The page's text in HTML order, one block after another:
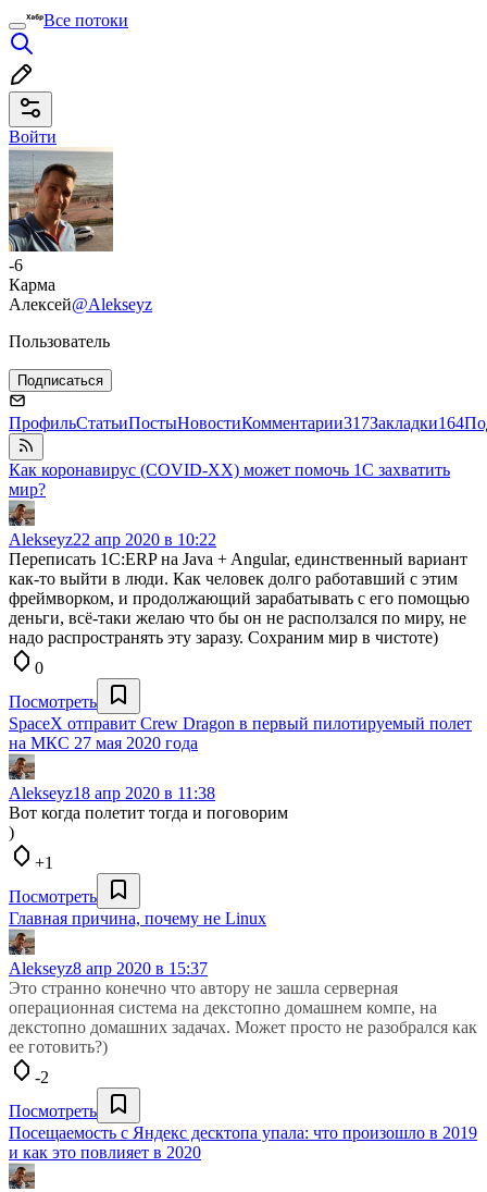
Все потоки
Войти
-6
Карма
Алексей@Alekseyz
Пользователь
Подписаться
ПрофильСтатьиПостыНовостиКомментарии317Закладки164
Как коронавирус (COVID-XX) может помочь 1С захватить
мир?
Alekseyz22 апр 2020 в 10:22
Переписать 1С:ERP на Java + Angular, единственный вариант
как-то выйти в люди. Как человек долго работавший с этим
фреймворком, и продолжающий зарабатывать с его помощью
деньги, всё-таки желаю что бы он не расползался по миру, не
надо распространять эту заразу. Сохраним мир в чистоте)
0
Посмотреть
SpaceX отправит Crew Dragon в первый пилотируемый полет
на МКС 27 мая 2020 года
Alekseyz18 апр 2020 в 11:38
Вот когда полетит тогда и поговорим
)
+1
Посмотреть
Главная причина, почему не Linux
Alekseyz8 апр 2020 в 15:37
Это странно конечно что автору не зашла серверная
операционная система на декстопно домашнем компе, на
декстопно домашних задачах. Может просто не разобрался как
ее готовить?)
-2
Посмотреть
Посещаемость с Яндекс десктопа упала: что произошло в 2019
и как это повлияет в 2020